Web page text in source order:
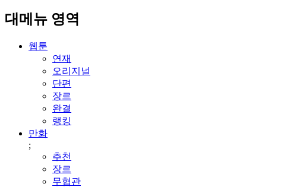
대메뉴 영역
웹툰
연재
오리지널
단편
장르
완결
랭킹
만화
;
추천
장르
무협관